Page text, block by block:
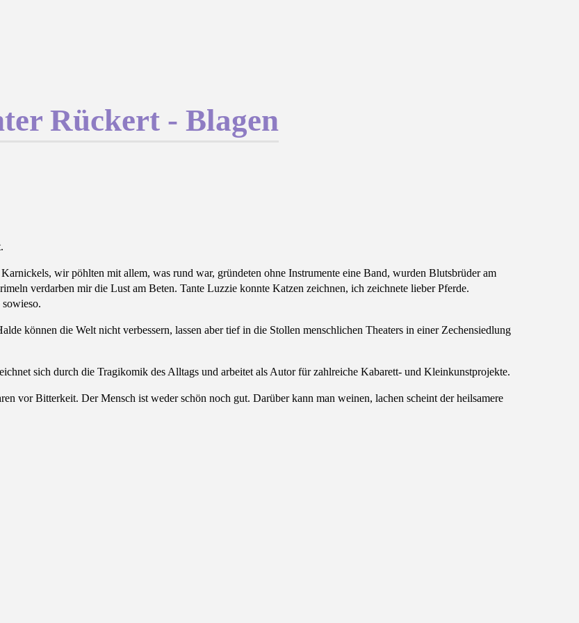
Rückert - Blagen
wir pöhlten mit allem, was rund war, gründeten ohne Instrumente eine Band, wurden Blutsbrüder am
verdarben mir die Lust am Beten. Tante Luzzie konnte Katzen zeichnen, ich zeichnete lieber Pferde.
können die Welt nicht verbessern, lassen aber tief in die Stollen menschlichen Theaters in einer Zechensiedlung
sich durch die Tragikomik des Alltags und arbeitet als Autor für zahlreiche Kabarett- und Kleinkunstprojekte.
vor Bitterkeit. Der Mensch ist weder schön noch gut. Darüber kann man weinen, lachen scheint der heilsamere